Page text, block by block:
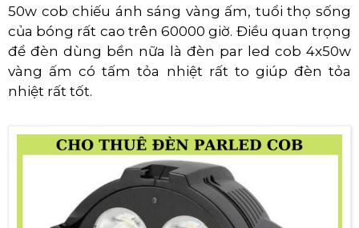
50w cob chiếu ánh sáng vàng ấm, tuổi thọ sống
của bóng rất cao trên 60000 giờ. Điều quan trọng
để đèn dùng bền nữa là đèn par led cob 4x50w
vàng ấm có tấm tỏa nhiệt rất to giúp đèn tỏa
nhiệt rất tốt.